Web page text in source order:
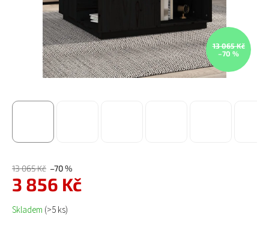
13 065 Kč
–70 %
13 065 Kč –70 %
3 856 Kč
Měrná cena:
Skladem (>5 ks)